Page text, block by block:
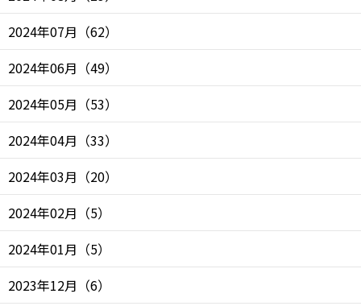
2024年07月 （62）
2024年06月 （49）
2024年05月 （53）
2024年04月 （33）
2024年03月 （20）
2024年02月 （5）
2024年01月 （5）
2023年12月 （6）